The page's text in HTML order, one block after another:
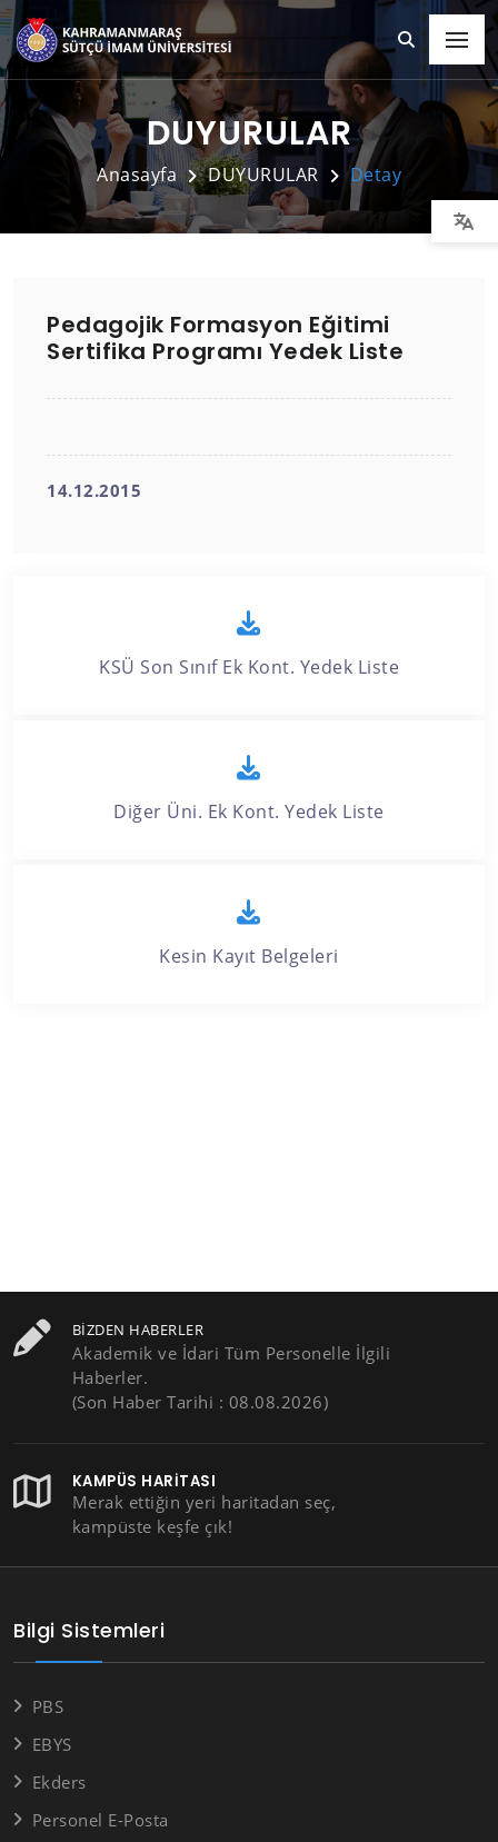
DUYURULAR
Anasayfa DUYURULAR Detay
Pedagojik Formasyon Eğitimi
Sertifika Programı Yedek Liste
14.12.2015
KSÜ Son Sınıf Ek Kont. Yedek Liste
Diğer Üni. Ek Kont. Yedek Liste
Kesin Kayıt Belgeleri
BIZDEN HABERLER
Akademik ve İdari Tüm Personelle İlgili
Haberler.
(Son Haber Tarihi : 08.08.2026)
KAMPÜS HARITASI
Merak ettiğin yeri haritadan seç,
kampüste keşfe çık!
Bilgi Sistemleri
PBS
EBYS
Ekders
Personel E-Posta